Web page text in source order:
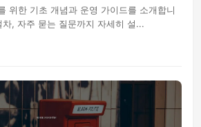
위한 기초 개념과 운영 가이드를 소개합니
, 자주 묻는 질문까지 자세히 설...